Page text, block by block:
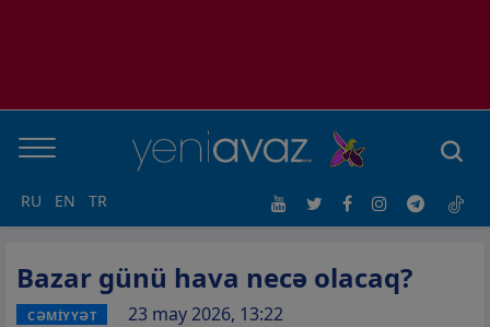
RU EN TR
Bazar günü hava necə olacaq?
CƏMİYYƏT 23 may 2026, 13:22